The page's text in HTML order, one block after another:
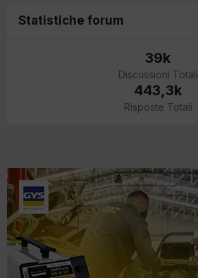
Statistiche forum
39k
Discussioni Totali
443,3k
Risposte Totali